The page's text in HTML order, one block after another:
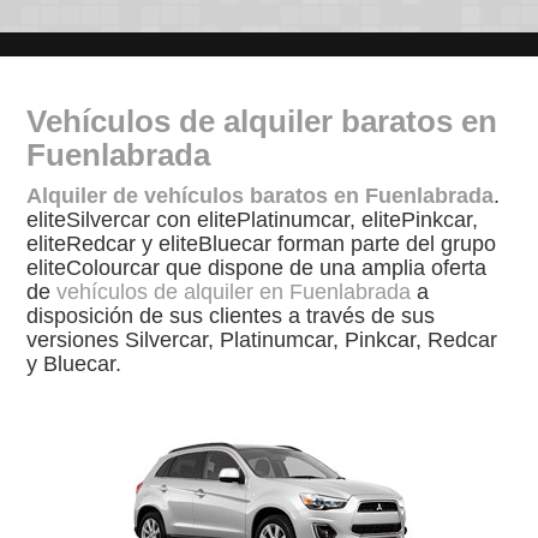
Vehículos de alquiler baratos en
Fuenlabrada
Alquiler de vehículos baratos en Fuenlabrada.
eliteSilvercar con elitePlatinumcar, elitePinkcar,
eliteRedcar y eliteBluecar forman parte del grupo
eliteColourcar que dispone de una amplia oferta
devehículos de alquiler en Fuenlabrada a
disposición de sus clientes a través de sus
versiones Silvercar, Platinumcar, Pinkcar, Redcar
y Bluecar.